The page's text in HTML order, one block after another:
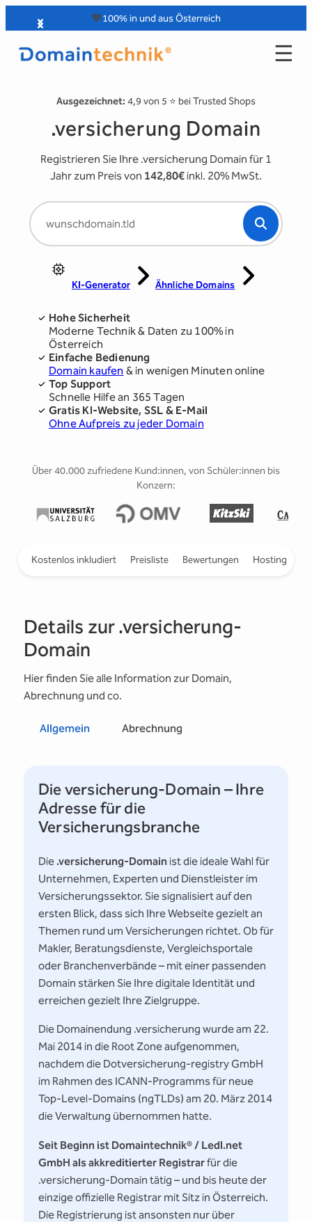
Inhalt
springen
🧡100% in und aus Österreich
Slide 2 of 4
☰
Ausgezeichnet: 4,9 von 5 ⭐️ bei Trusted Shops
.versicherung Domain
Registrieren Sie Ihre .versicherung Domain für 1
Jahr zum Preis von 142,80€ inkl. 20% MwSt.
KI-Generator Ähnliche Domains
Hohe Sicherheit
Moderne Technik & Daten zu 100% in
Österreich
Einfache Bedienung
Domain kaufen & in wenigen Minuten online
Top Support
Schnelle Hilfe an 365 Tagen
Gratis KI-Website, SSL & E-Mail
Ohne Aufpreis zu jeder Domain
Über 40.000 zufriedene Kund:innen, von Schüler:innen bis
Konzern:
Slide 2 of 5
Kostenlos inkludiert Preisliste Bewertungen Hosting
Details zur .versicherung-
Domain
Hier finden Sie alle Information zur Domain,
Abrechnung und co.
Allgemein Abrechnung
Die versicherung-Domain – Ihre
Adresse für die
Versicherungsbranche
Die .versicherung-Domain ist die ideale Wahl für
Unternehmen, Experten und Dienstleister im
Versicherungssektor. Sie signalisiert auf den
ersten Blick, dass sich Ihre Webseite gezielt an
Themen rund um Versicherungen richtet. Ob für
Makler, Beratungsdienste, Vergleichsportale
oder Branchenverbände – mit einer passenden
Domain stärken Sie Ihre digitale Identität und
erreichen gezielt Ihre Zielgruppe.
Die Domainendung .versicherung wurde am 22.
Mai 2014 in die Root Zone aufgenommen,
nachdem die Dotversicherung-registry GmbH
im Rahmen des ICANN-Programms für neue
Top-Level-Domains (ngTLDs) am 20. März 2014
die Verwaltung übernommen hatte.
Seit Beginn ist Domaintechnik® / Ledl.net
GmbH als akkreditierter Registrarfür die
.versicherung-Domain tätig – und bis heute der
einzige offizielle Registrar mit Sitz in Österreich.
Die Registrierung ist ansonsten nur über